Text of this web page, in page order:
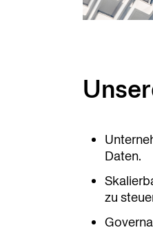
Daten.
zu